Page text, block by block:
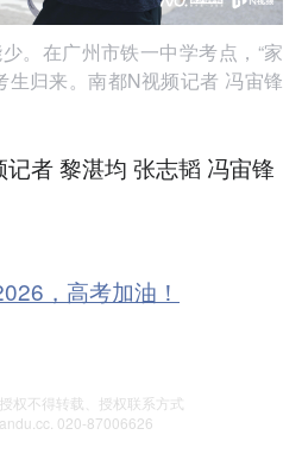
。在广州市铁一中学考点，“家
生归来。南都N视频记者 冯宙锋
者 黎湛均 张志韬 冯宙锋
，高考加油！
权不得转载、授权联系方式
020-87006626